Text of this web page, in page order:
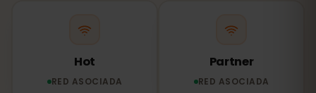
Hot
RED ASOCIADA
Partner
RED ASOCIADA